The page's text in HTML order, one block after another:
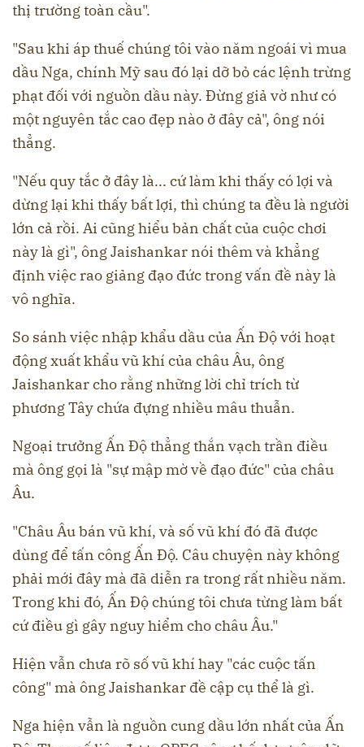
thị trường toàn cầu".
"Sau khi áp thuế chúng tôi vào năm ngoái vì mua
dầu Nga, chính Mỹ sau đó lại dỡ bỏ các lệnh trừng
phạt đối với nguồn dầu này. Đừng giả vờ như có
một nguyên tắc cao đẹp nào ở đây cả", ông nói
thẳng.
"Nếu quy tắc ở đây là... cứ làm khi thấy có lợi và
dừng lại khi thấy bất lợi, thì chúng ta đều là người
lớn cả rồi. Ai cũng hiểu bản chất của cuộc chơi
này là gì", ông Jaishankar nói thêm và khẳng
định việc rao giảng đạo đức trong vấn đề này là
vô nghĩa.
So sánh việc nhập khẩu dầu của Ấn Độ với hoạt
động xuất khẩu vũ khí của châu Âu, ông
Jaishankar cho rằng những lời chỉ trích từ
phương Tây chứa đựng nhiều mâu thuẫn.
Ngoại trưởng Ấn Độ thẳng thắn vạch trần điều
mà ông gọi là "sự mập mờ về đạo đức" của châu
Âu.
"Châu Âu bán vũ khí, và số vũ khí đó đã được
dùng để tấn công Ấn Độ. Câu chuyện này không
phải mới đây mà đã diễn ra trong rất nhiều năm.
Trong khi đó, Ấn Độ chúng tôi chưa từng làm bất
cứ điều gì gây nguy hiểm cho châu Âu."
Hiện vẫn chưa rõ số vũ khí hay "các cuộc tấn
công" mà ông Jaishankar đề cập cụ thể là gì.
Nga hiện vẫn là nguồn cung dầu lớn nhất của Ấn